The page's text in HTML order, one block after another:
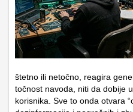
štetno ili netočno, reagira
točnost navoda, niti da dobije
korisnika. Sve to onda otvara